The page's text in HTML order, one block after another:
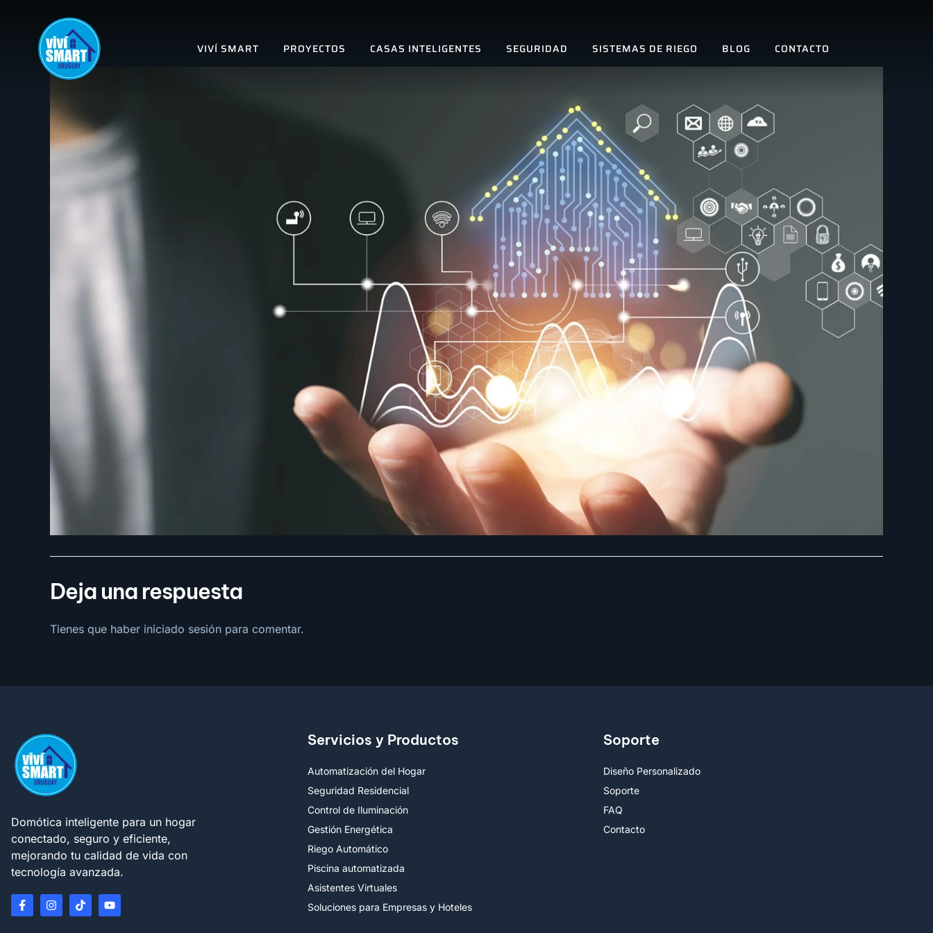
VIVÍ SMART PROYECTOS CASAS INTELIGENTES SEGURIDAD SISTEMAS DE RIEGO BLOG CONTACTO
Deja una respuesta
Tienes que haber iniciado sesión para comentar.
Domótica inteligente para un hogar
conectado, seguro y eficiente,
mejorando tu calidad de vida con
tecnología avanzada.
Servicios y Productos
Automatización del Hogar
Seguridad Residencial
Control de Iluminación
Gestión Energética
Riego Automático
Piscina automatizada
Asistentes Virtuales
Soluciones para Empresas y Hoteles
Soporte
Diseño Personalizado
Soporte
FAQ
Contacto